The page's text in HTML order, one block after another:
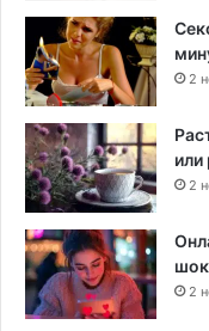
2
2
2